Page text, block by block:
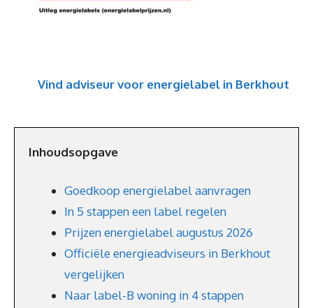
Vind adviseur voor energielabel in Berkhout
Inhoudsopgave
Goedkoop energielabel aanvragen
In 5 stappen een label regelen
Prijzen energielabel augustus 2026
Officiële energieadviseurs in Berkhout
vergelijken
Naar label-B woning in 4 stappen